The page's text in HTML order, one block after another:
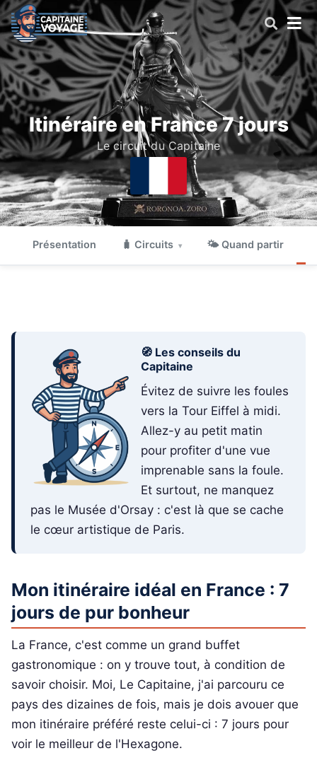
Itinéraire en France 7 jours
Le circuit du Capitaine
© mianyan555
Présentation 🧳 Circuits ▾ 🌤 Quand partir
🧭 Les conseils du
Capitaine
Évitez de suivre les foules
vers la Tour Eiffel à midi.
Allez-y au petit matin
pour profiter d'une vue
imprenable sans la foule.
Et surtout, ne manquez
pas le Musée d'Orsay : c'est là que se cache
le cœur artistique de Paris.
Mon itinéraire idéal en France : 7
jours de pur bonheur
La France, c'est comme un grand buffet
gastronomique : on y trouve tout, à condition de
savoir choisir. Moi, Le Capitaine, j'ai parcouru ce
pays des dizaines de fois, mais je dois avouer que
mon itinéraire préféré reste celui-ci : 7 jours pour
voir le meilleur de l'Hexagone.